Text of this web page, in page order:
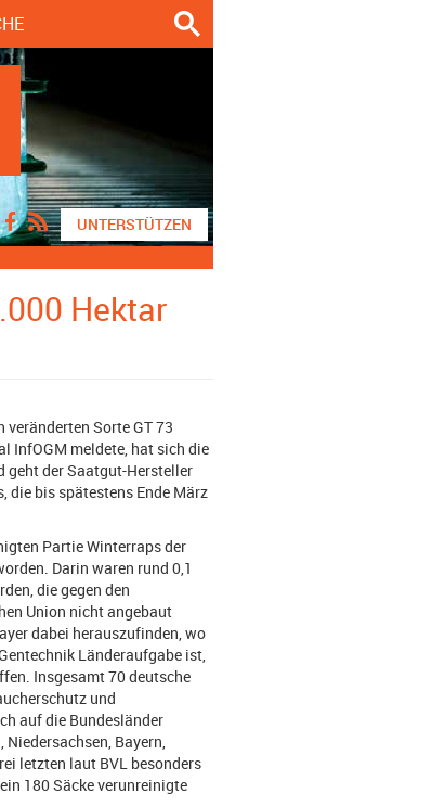
UNTERSTÜTZEN
Hektar
Sorte GT 73
InfOGM meldete, hat sich die
geht der Saatgut-Hersteller
die bis spätestens Ende März
Partie Winterraps der
Darin waren rund 0,1
die gegen den
Union nicht angebaut
dabei herauszufinden, wo
Länderaufgabe ist,
Insgesamt 70 deutsche
und
auf die Bundesländer
Bayern,
letzten laut BVL besonders
180 Säcke verunreinigte